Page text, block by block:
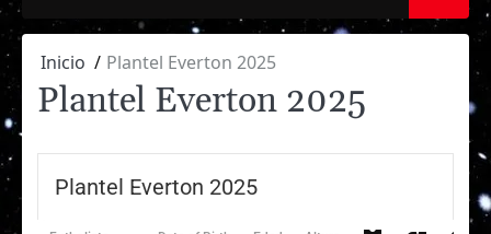
Inicio Plantel Everton 2025
Plantel Everton 2025
Plantel Everton 2025